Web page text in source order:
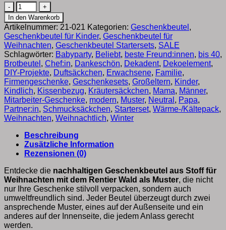
Geschenkverpackung
für
Weihnachten
aus
Stoff
Rentier
Wald
|
Starterset
Menge
In den Warenkorb
Artikelnummer: 21-021 Kategorien: Geschenkbeutel ,
Geschenkbeutel für Kinder, Geschenkbeutel für
Weihnachten, Geschenkbeutel Startersets, SALE
Schlagwörter: Babyparty, Beliebt, beste Freund:innen, bis 40,
Brotbeutel , Chef:in, Dankeschön, Dekadent, Dekoelement,
DIY-Projekte, Duftsäckchen, Erwachsene, Familie,
Firmengeschenke, Geschenkesets, Großeltern, Kinder,
Kindlich, Kissenbezug, Kräutersäckchen, Mama, Männer,
Mitarbeiter-Geschenke, modern, Muster, Neutral , Papa,
Partner:in, Schmucksäckchen, Starterset, Wärme-/Kältepack,
Weihnachten, Weihnachtlich, Winter
Beschreibung
Zusätzliche Information
Rezensionen (0)
Entdecke die nachhaltigen Geschenkbeutel aus Stoff für
Weihnachten mit dem Rentier Wald als Muster, die nicht
nur Ihre Geschenke stilvoll verpacken, sondern auch
umweltfreundlich sind. Jeder Beutel überzeugt durch zwei
ansprechende Muster, eines auf der Außenseite und ein
anderes auf der Innenseite, die jedem Anlass gerecht
werden.